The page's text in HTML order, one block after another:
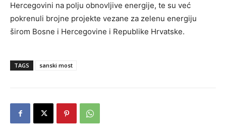
Hercegovini na polju obnovljive energije, te su već
pokrenuli brojne projekte vezane za zelenu energiju
širom Bosne i Hercegovine i Republike Hrvatske.
TAGS sanski most